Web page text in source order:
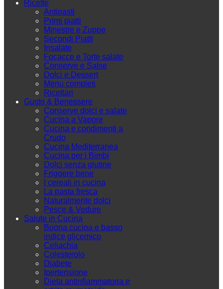
Ricette
Antipasti
Primi piatti
Minestre e Zuppe
Secondi Piatti
Insalate
Focacce e Torte salate
Conserve e Salse
Dolci e Dessert
Menu completi
Ricettari
Gusto & Benessere
Conserve dolci e salate
Cucina a Vapore
Cucina e condimenti a
Crudo
Cucina Mediterranea
Cucina per i Bimbi
Dolci senza glutine
Friggere bene
I cereali in cucina
La pasta fresca
Naturalmente dolci
Pesce & Vedure
Salute in Cucina
Buona cucina e basso
indice glicemico
Celiachia
Colesterolo
Diabete
Ipertensione
Dieta antinfiammatoria e